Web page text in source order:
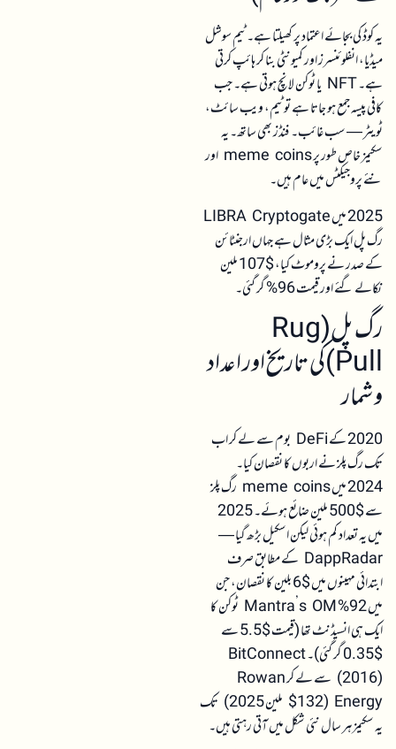
یہ کوڈ کی بجائے اعتماد پر کھیلتا ہے۔ ٹیم سوشل
میڈیا، انفلوئنسرز اور کمیونٹی بنا کر ہائپ کرتی
ہے۔ NFT یا ٹوکن لانچ ہوتی ہے۔ جب
کافی پیسہ جمع ہو جاتا ہے تو ٹیم، ویب سائٹ،
ٹویٹر — سب غائب۔ فنڈز بھی ساتھ۔ یہ
سکیمز خاص طور پر meme coins اور
نئے پروجیکٹس میں عام ہیں۔
2025 میں LIBRA Cryptogate
رگ پل ایک بڑی مثال ہے جہاں ارجنٹائن
کے صدر نے پروموٹ کیا، $107 ملین
نکالے گئے اور قیمت 96% گر گئی۔
رگ پل(Rug
Pull)کی تاریخ اور اعداد
و شمار
2020 کے DeFi بوم سے لے کر اب
تک رگ پلز نے اربوں کا نقصان کیا۔
2024 میں meme coins رگ پلز
سے $500 ملین ضائع ہوئے۔ 2025
میں یہ تعداد کم ہوئی لیکن اسکیل بڑھ گیا —
DappRadar کے مطابق صرف
ابتدائی مہینوں میں $6 بلین کا نقصان، جن
میں 92% Mantra’s OM ٹوکن کا
ایک ہی انسیڈنٹ تھا (قیمت $5.5 سے
$0.35 گر گئی)۔ BitConnect
(2016) سے لے کر Rowan
Energy ($132 ملین 2025) تک
یہ سکیمز ہر سال نئی شکل میں آتی رہتی ہیں۔